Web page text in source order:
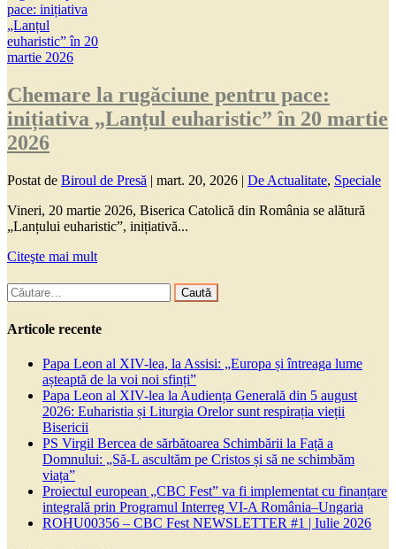
Chemare la rugăciune pentru pace:
inițiativa „Lanțul euharistic” în 20 martie
2026
Postat de Biroul de Presă | mart. 20, 2026 | De Actualitate, Speciale
Vineri, 20 martie 2026, Biserica Catolică din România se alătură
„Lanțului euharistic”, inițiativă...
Citeşte mai mult
Caută
după:
Articole recente
Papa Leon al XIV-lea, la Assisi: „Europa și întreaga lume
așteaptă de la voi noi sfinți”
Papa Leon al XIV-lea la Audiența Generală din 5 august
2026: Euharistia și Liturgia Orelor sunt respirația vieții
Bisericii
PS Virgil Bercea de sărbătoarea Schimbării la Față a
Domnului: „Să-L ascultăm pe Cristos și să ne schimbăm
viața”
Proiectul european „CBC Fest” va fi implementat cu finanțare
integrală prin Programul Interreg VI-A România–Ungaria
ROHU00356 – CBC Fest NEWSLETTER #1 | Iulie 2026